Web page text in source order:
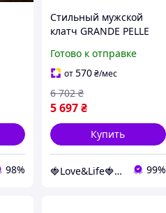
98%
Стильный мужской
клатч GRANDE PELLE
Натуральная кожа
Готово к отправке
от570₴/мес
5 697₴
6 702 ₴
Купить
🍓Love&Life🍓: Мир Здоровья 💋 99%